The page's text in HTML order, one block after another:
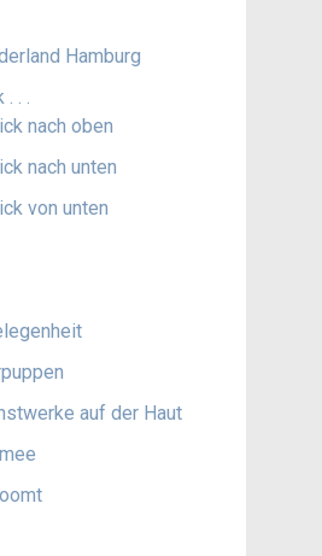
Hamburg
. .
nach oben
nach unten
von unten
auf der Haut